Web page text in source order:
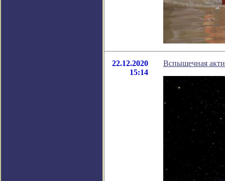
22.12.2020
15:14
Вспышечная